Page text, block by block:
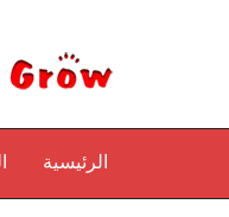
الرئيسية